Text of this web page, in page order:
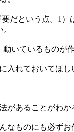
だという点。1
いているものが
入れておいてほし
があることがわか
ものにも必ず